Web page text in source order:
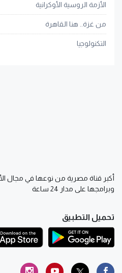
الأزمة الروسية الأوكرانية
من غزة.. هنا القاهرة
التكنولوجيا
أكبر قناة مصرية من نوعها في مجال
وبرامجها على مدار 24 ساعة
تحميل التطبيق